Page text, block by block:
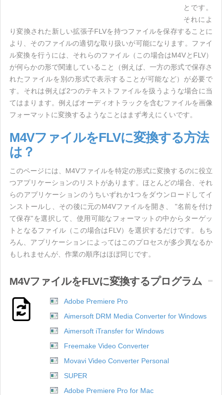
とです。
それによ
り変換された新しい拡張子FLVを持つファイルを保存することに
より、そのファイルの適切な取り扱いが可能になります。ファイ
ル変換を行うには、それらのファイル（この場合はM4VとFLV）
が何らかの形で関連していること（例えば、一方の形式で保存さ
れたファイルを別の形式で表示することが可能など）が必要で
す。それは例えば2つのテキストファイルを扱うような場合に当
てはまります。例えばオーディオトラックを含むファイルを画像
フォーマットに変換するようなことはまず考えにくいです。
M4VファイルをFLVに変換する方法
は？
このページには、M4Vファイルを特定の形式に変換するのに役立
つアプリケーションのリストがあります。ほとんどの場合、それ
らのアプリケーションのうちいずれか1つをダウンロードしてイ
ンストールし、その後に元のM4Vファイルを開き、 "名前を付け
て保存"を選択して、使用可能なフォーマットの中からターゲッ
トとなるファイル（この場合はFLV）を選択するだけです。もち
ろん、アプリケーションによってはこのプロセスが多少異なるか
もしれませんが、作業の順序はほぼ同じです。
M4VファイルをFLVに変換するプログラム
Adobe Premiere Pro
Aimersoft DRM Media Converter for Windows
Aimersoft iTransfer for Windows
Freemake Video Converter
Movavi Video Converter Personal
SUPER
Adobe Premiere Pro for Mac